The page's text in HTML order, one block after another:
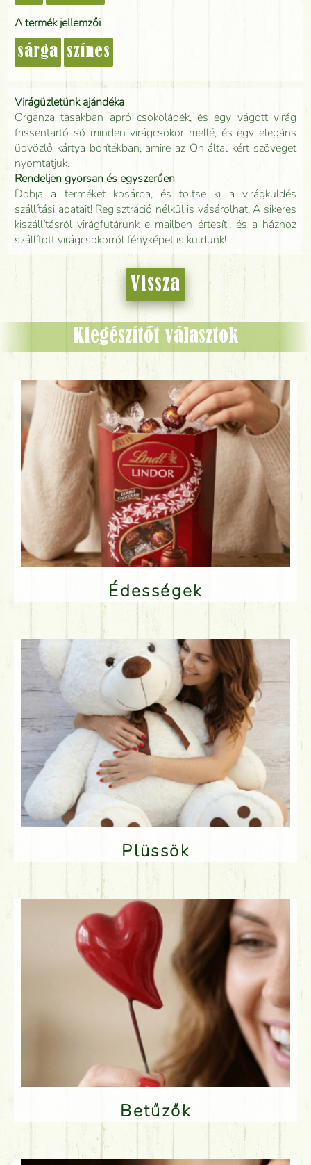
A termék jellemzői
sárga színes
Virágüzletünk ajándéka
Organza tasakban apró csokoládék, és egy vágott virág
frissentartó-só minden virágcsokor mellé, és egy elegáns
üdvözlő kártya borítékban, amire az Ön által kért szöveget
nyomtatjuk.
Rendeljen gyorsan és egyszerűen
Dobja a terméket kosárba, és töltse ki a virágküldés
szállítási adatait! Regisztráció nélkül is vásárolhat! A sikeres
kiszállításról virágfutárunk e-mailben értesíti, és a házhoz
szállított virágcsokorról fényképet is küldünk!
Vissza
Kiegészítőt választok
Édességek
Plüssök
Betűzők